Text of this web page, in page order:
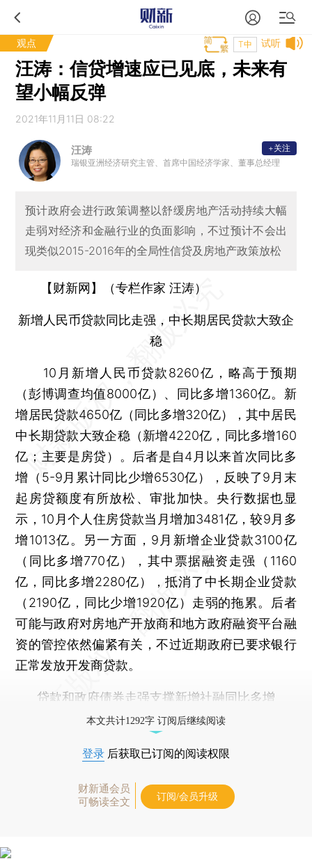
观点 试听
T中
汪涛：信贷增速应已见底，未来有
望小幅反弹
2021年11月11日 08:22
汪涛
瑞银亚洲经济研究主管、首席中国经济学家、董事总经理
+关注
预计政府会进行政策调整以舒缓房地产活动持续大幅
走弱对经济和金融行业的负面影响，不过预计不会出
现类似2015-2016年的全局性信贷及房地产政策放松
【财新网】（专栏作家 汪涛）
新增人民币贷款同比走强，中长期居民贷款大致企
稳
10月新增人民币贷款8260亿，略高于预期
（彭博调查均值8000亿）、同比多增1360亿。新
增居民贷款4650亿（同比多增320亿），其中居民
中长期贷款大致企稳（新增4220亿，同比多增160
亿；主要是房贷）。后者是自4月以来首次同比多
增（5-9月累计同比少增6530亿），反映了9月末
起房贷额度有所放松、审批加快。央行数据也显
示，10月个人住房贷款当月增加3481亿，较9月多
增1013亿。另一方面，9月新增企业贷款3100亿
（同比多增770亿），其中票据融资走强（1160
亿，同比多增2280亿），抵消了中长期企业贷款
（2190亿，同比少增1920亿）走弱的拖累。后者
可能与政府对房地产开放商和地方政府融资平台融
资的管控依然偏紧有关，不过近期政府已要求银行
正常发放开发商贷款。
贷款和政府债券走强支撑新增社融同比多增
本文共计1292字 订阅后继续阅读
登录 后获取已订阅的阅读权限
财新通会员
可畅读全文
订阅/会员升级